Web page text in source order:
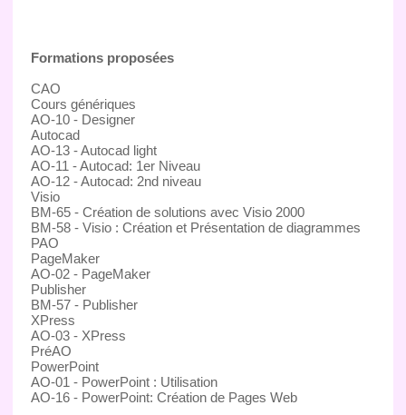
Formations proposées
CAO
Cours génériques
AO-10 - Designer
Autocad
AO-13 - Autocad light
AO-11 - Autocad: 1er Niveau
AO-12 - Autocad: 2nd niveau
Visio
BM-65 - Création de solutions avec Visio 2000
BM-58 - Visio : Création et Présentation de diagrammes
PAO
PageMaker
AO-02 - PageMaker
Publisher
BM-57 - Publisher
XPress
AO-03 - XPress
PréAO
PowerPoint
AO-01 - PowerPoint : Utilisation
AO-16 - PowerPoint: Création de Pages Web